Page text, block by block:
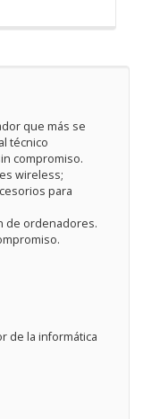
que más se
técnico
compromiso.
wireless;
para
de ordenadores.
de la informática